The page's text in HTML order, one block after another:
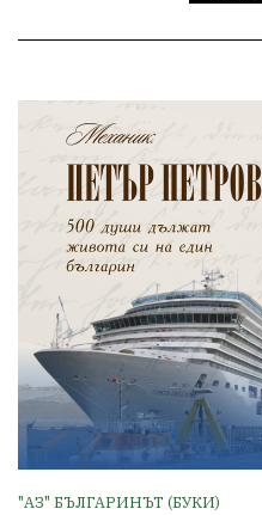
"АЗ" БЪЛГАРИНЪТ (БУКИ)